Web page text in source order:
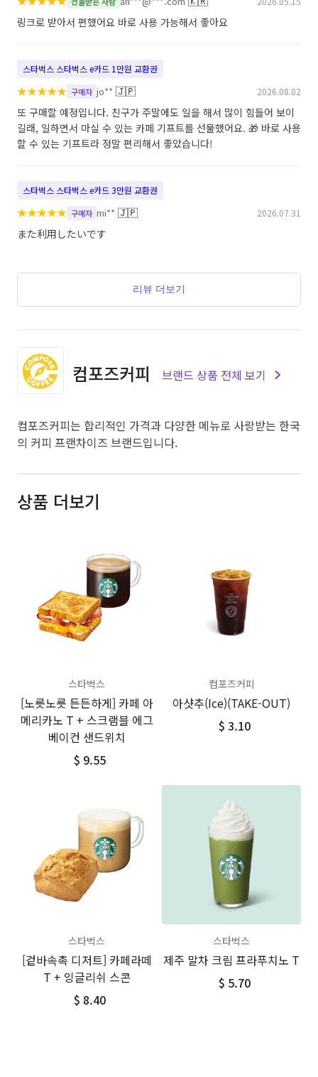
링크로 받아서 편했어요 바로 사용 가능해서 좋아요
스타벅스 스타벅스 e카드 1만원 교환권
★★★★★ 구매자 jo** 🇯🇵 2026.08.02
또 구매할 예정입니다. 친구가 주말에도 일을 해서 많이 힘들어 보이
길래, 일하면서 마실 수 있는 카페 기프트를 선물했어요. 🎁 바로 사용
할 수 있는 기프트라 정말 편리해서 좋았습니다!
스타벅스 스타벅스 e카드 3만원 교환권
★★★★★ 구매자 mi** 🇯🇵 2026.07.31
また利用したいです
리뷰 더보기
컴포즈커피 브랜드 상품 전체 보기
컴포즈커피는 합리적인 가격과 다양한 메뉴로 사랑받는 한국
의 커피 프랜차이즈 브랜드입니다.
상품 더보기
스타벅스
[노릇노릇 든든하게] 카페 아
메리카노 T + 스크램블 에그
베이컨 샌드위치
$ 9.55
컴포즈커피
아샷추(Ice)(TAKE-OUT)
$ 3.10
스타벅스
[겉바속촉 디저트] 카페라떼
T + 잉글리쉬 스콘
$ 8.40
스타벅스
제주 말차 크림 프라푸치노 T
$ 5.70